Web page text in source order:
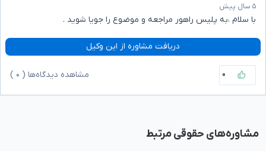
۵ سال پیش
با سلام ،به پلیس راهور مراجعه و موضوع را جویا شوید .
دریافت مشاوره از این وکیل
۰ مشاهده دیدگاه‌ها ( ۰
مشاوره‌های حقوقی مرتبط